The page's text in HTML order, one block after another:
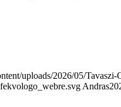
uploads/2026/05/
Andras